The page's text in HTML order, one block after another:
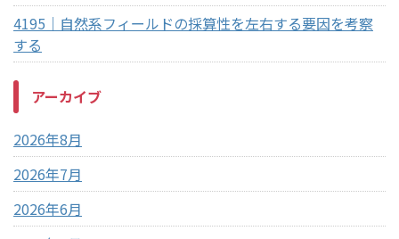
4195｜自然系フィールドの採算性を左右する要因を考察
する
アーカイブ
2026年8月
2026年7月
2026年6月